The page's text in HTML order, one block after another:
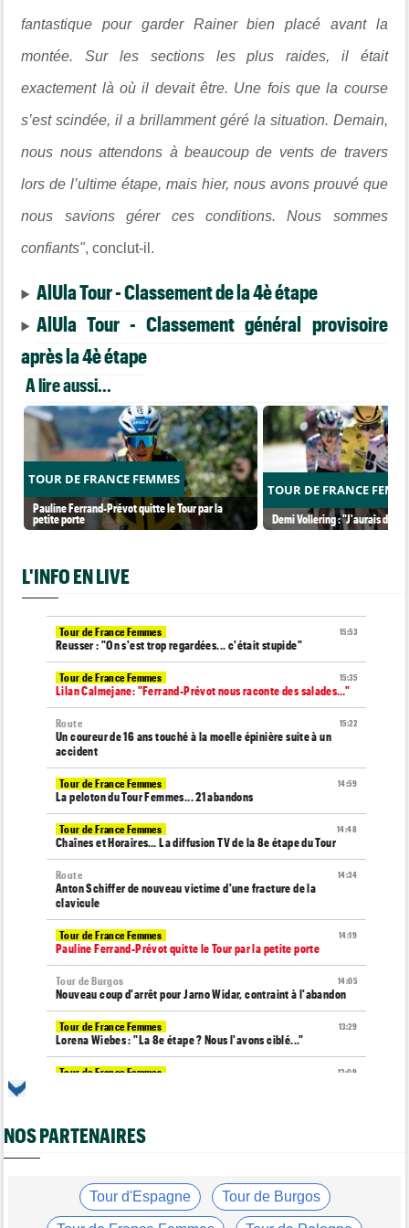
fantastique pour garder Rainer bien placé avant la
montée. Sur les sections les plus raides, il était
exactement là où il devait être. Une fois que la course
s’est scindée, il a brillamment géré la situation. Demain,
nous nous attendons à beaucoup de vents de travers
lors de l’ultime étape, mais hier, nous avons prouvé que
nous savions gérer ces conditions. Nous sommes
confiants", conclut-il.
AlUla Tour - Classement de la 4è étape
AlUla Tour - Classement général provisoire
après la 4è étape
A lire aussi...
TOUR DE FRANCE FEMMES
Pauline Ferrand-Prévot quitte le Tour par la
petite porte
TOUR DE FRANCE
Demi Vollering : "J'aurais dû
L'INFO EN LIVE
15:53
Tour de France Femmes
Reusser : "On s'est trop regardées... c'était stupide"
15:35
Tour de France Femmes
Lilan Calmejane: "Ferrand-Prévot nous raconte des salades…"
15:22
Route
Un coureur de 16 ans touché à la moelle épinière suite à un
accident
14:59
Tour de France Femmes
La peloton du Tour Femmes... 21 abandons
14:48
Tour de France Femmes
Chaînes et Horaires… La diffusion TV de la 8e étape du Tour
14:34
Route
Anton Schiffer de nouveau victime d'une fracture de la
clavicule
14:19
Tour de France Femmes
Pauline Ferrand-Prévot quitte le Tour par la petite porte
14:05
Tour de Burgos
Nouveau coup d'arrêt pour Jarno Widar, contraint à l'abandon
13:29
Tour de France Femmes
Lorena Wiebes : "La 8e étape ? Nous l'avons ciblé..."
13:09
Tour de France Femmes
Cyclism’Actu recrute des rédacteurs… voici comment
candidater !
Matthew Brennan : "J'avais l'impression de cuire de l'intérieur"
12:05
Tour de France Femmes
NOS PARTENAIRES
Tour d'Espagne Tour de Burgos